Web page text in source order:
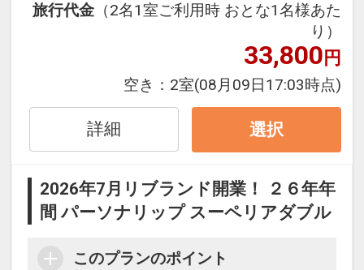
いたします。
（1）ヨガ（開催時間：8:00～9:00）
（2）空手（開催時間：8:00～9:00）
（3）日本茶ワークショップ（開催時
間：9:30～10:30）
（4）DJナイト・サックスナイト・コメ
●周辺散策に便利なレンタサイクルをご
※台数に限りがございます。
旅行代金 （2名1室ご利用時 おとな1名様あた
り）
33,800円
空き： 2室(08月09日17:03時点)
詳細 選択
2026年7月リブランド開業！ ２６年年
間 パーソナリップ スーペリアダブル
このプランのポイント